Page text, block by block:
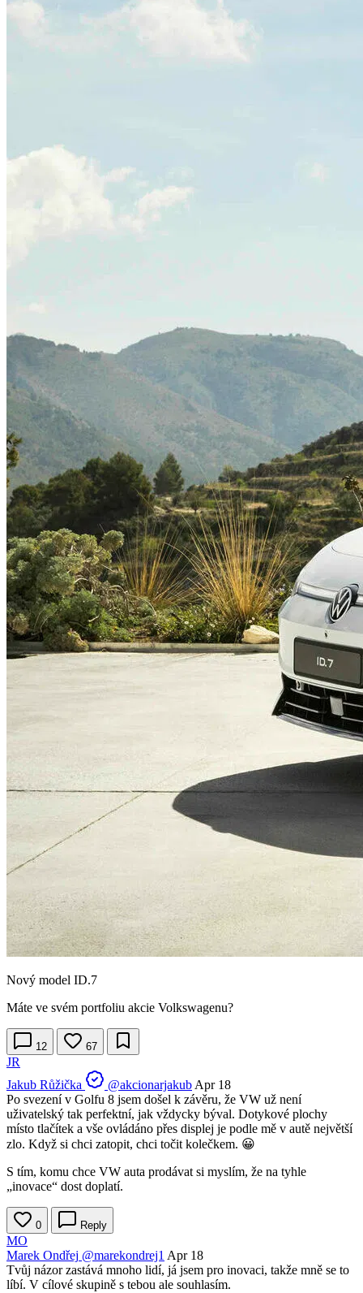
Nový model ID.7
Máte ve svém portfoliu akcie Volkswagenu?
12 67
JR
Jakub Růžička
@akcionarjakub Apr 18
Po svezení v Golfu 8 jsem došel k závěru, že VW už není
uživatelský tak perfektní, jak vždycky býval. Dotykové plochy
místo tlačítek a vše ovládáno přes displej je podle mě v autě největší
zlo. Když si chci zatopit, chci točit kolečkem. 😀
S tím, komu chce VW auta prodávat si myslím, že na tyhle
„inovace“ dost doplatí.
0 Reply
MO
Marek Ondřej @marekondrej1 Apr 18
Tvůj názor zastává mnoho lidí, já jsem pro inovaci, takže mně se to
líbí. V cílové skupině s tebou ale souhlasím.